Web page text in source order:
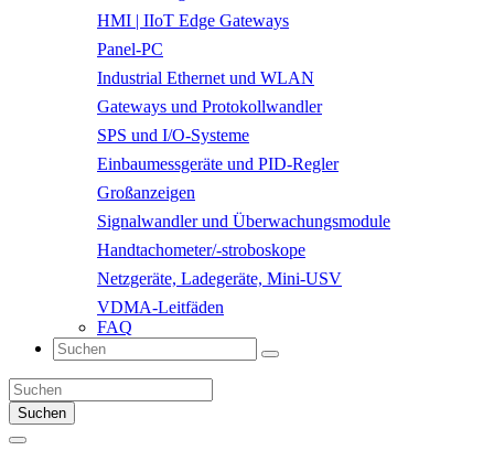
HMI | IIoT Edge Gateways
Panel-PC
Industrial Ethernet und WLAN
Gateways und Protokollwandler
SPS und I/O-Systeme
Einbaumessgeräte und PID-Regler
Großanzeigen
Signalwandler und Überwachungsmodule
Handtachometer/-stroboskope
Netzgeräte, Ladegeräte, Mini-USV
VDMA-Leitfäden
FAQ
Suchen